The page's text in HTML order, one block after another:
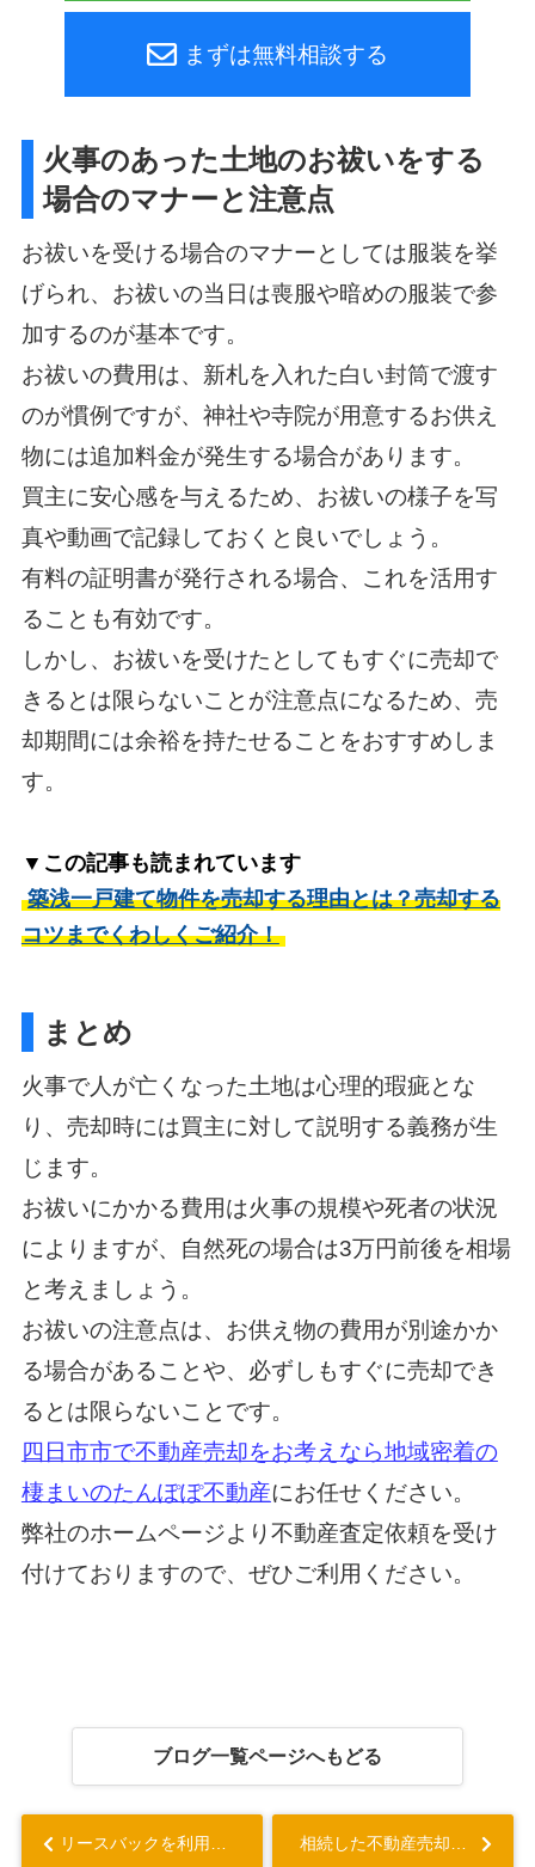
まずは無料相談する
火事のあった土地のお祓いをする
場合のマナーと注意点
お祓いを受ける場合のマナーとしては服装を挙
げられ、お祓いの当日は喪服や暗めの服装で参
加するのが基本です。
お祓いの費用は、新札を入れた白い封筒で渡す
のが慣例ですが、神社や寺院が用意するお供え
物には追加料金が発生する場合があります。
買主に安心感を与えるため、お祓いの様子を写
真や動画で記録しておくと良いでしょう。
有料の証明書が発行される場合、これを活用す
ることも有効です。
しかし、お祓いを受けたとしてもすぐに売却で
きるとは限らないことが注意点になるため、売
却期間には余裕を持たせることをおすすめしま
す。
▼この記事も読まれています
築浅一戸建て物件を売却する理由とは？売却する
コツまでくわしくご紹介！
まとめ
火事で人が亡くなった土地は心理的瑕疵とな
り、売却時には買主に対して説明する義務が生
じます。
お祓いにかかる費用は火事の規模や死者の状況
によりますが、自然死の場合は3万円前後を相場
と考えましょう。
お祓いの注意点は、お供え物の費用が別途かか
る場合があることや、必ずしもすぐに売却でき
るとは限らないことです。
四日市市で不動産売却をお考えなら地域密着の
棲まいのたんぽぽ不動産にお任せください。
弊社のホームページより不動産査定依頼を受け
付けておりますので、ぜひご利用ください。
ブログ一覧ページへもどる
リースバックを利用できない物件の特徴とは？利用できる物件の注意点も解説... 相続した不動産売却のメリット・デメリットとは？売却のポイントをご紹介...